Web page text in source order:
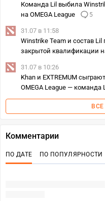
Команда Lil выбила
на OMEGA League
5
31.07 в 11:58
Winstrike Team и состав
закрытой квалификации
31.07 в 10:26
Khan и EXTREMUM
OMEGA League —
Комментарии
ПО ДАТЕ ПО ПОПУЛЯРНОСТИ